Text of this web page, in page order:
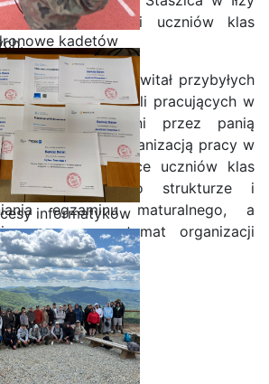
kadetów
informatyków
w Akademii
z rodzicami uczniów klas
Giemza przywitał przybyłych
nauczycieli pracujących w
zostali zapoznani przez panią
Koriat z organizacją pracy w
2026. Rodzice uczniów klas
poinformowani o strukturze i
egzaminu maturalnego, a
rozmowy na temat organizacji
Zobacz zdjęcia